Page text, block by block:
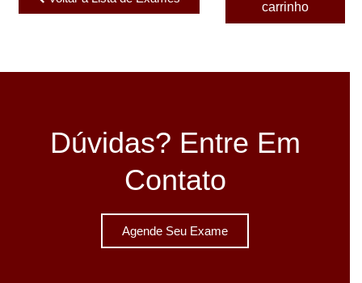
carrinho
Dúvidas? Entre Em
Contato
Agende Seu Exame